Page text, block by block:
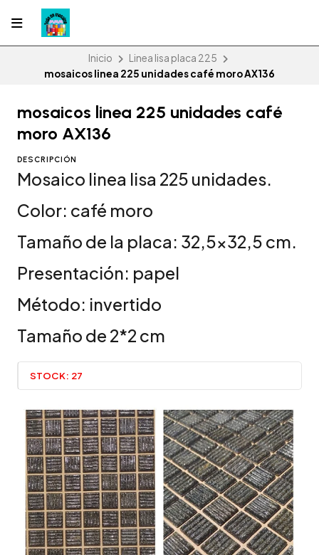
Inicio
Linea lisa placa 225
mosaicos linea 225 unidades café moro AX136
mosaicos linea 225 unidades café
moro AX136
DESCRIPCIÓN
Mosaico linea lisa 225 unidades.
Color: café moro
Tamaño de la placa: 32,5x32,5 cm.
Presentación: papel
Método: invertido
Tamaño de 2*2 cm
STOCK: 27